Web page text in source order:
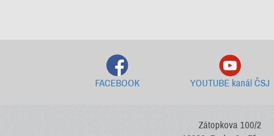
FACEBOOK YOUTUBE kanál ČSJ
Zátopkova 100/2